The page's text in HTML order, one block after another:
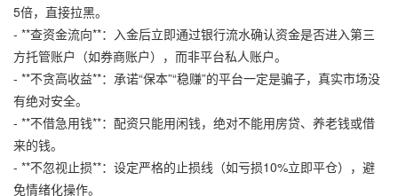
5倍，直接拉黑。
- **查资金流向**：入金后立即通过银行流水确认资金是否进入第三
方托管账户（如券商账户），而非平台私人账户。
- **不贪高收益**：承诺“保本”“稳赚”的平台一定是骗子，真实市场没
有绝对安全。
- **不借急用钱**：配资只能用闲钱，绝对不能用房贷、养老钱或借
来的钱。
- **不忽视止损**：设定严格的止损线（如亏损10%立即平仓），避
免情绪化操作。